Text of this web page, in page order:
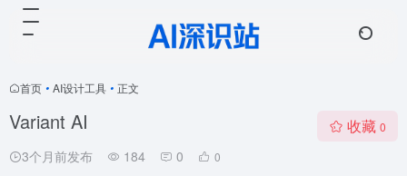
首页 • AI设计工具 • 正文
Variant AI
3个月前发布 184 0 0
收藏 0